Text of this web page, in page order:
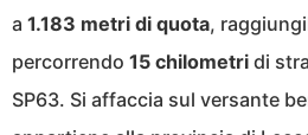
a 1.183 metri di quota,
percorrendo 15 chilometri di
SP63. Si affaccia sul versante